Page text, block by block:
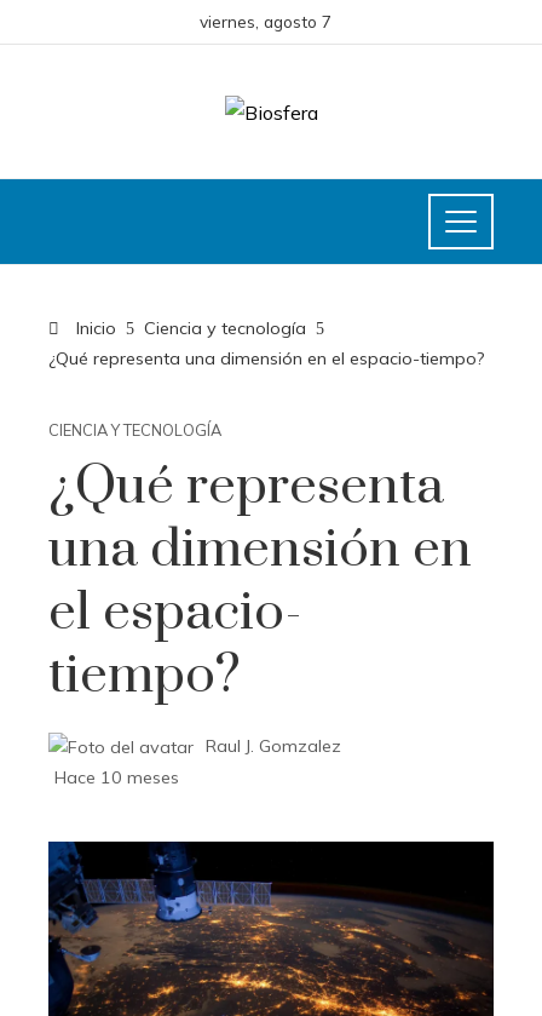
viernes, agosto 7
Inicio
Ciencia y tecnología
¿Qué representa una dimensión en el espacio-tiempo?
CIENCIA Y TECNOLOGÍA
¿Qué representa
una dimensión en
el espacio-
tiempo?
Raul J. Gomzalez
Hace 10 meses